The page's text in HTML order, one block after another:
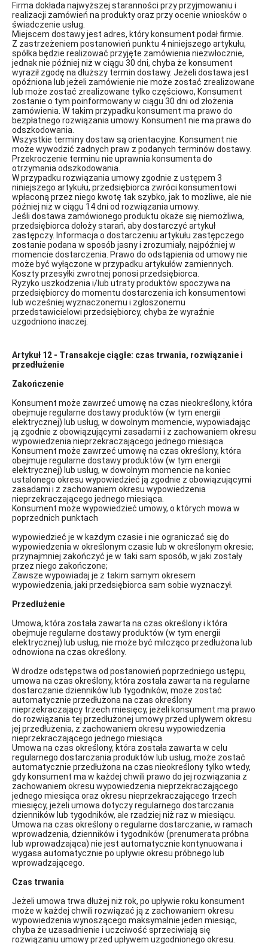
Firma dokłada najwyższej staranności przy przyjmowaniu i
realizacji zamówień na produkty oraz przy ocenie wniosków o
świadczenie usług.
Miejscem dostawy jest adres, który konsument podał firmie.
Z zastrzeżeniem postanowień punktu 4 niniejszego artykułu,
spółka będzie realizować przyjęte zamówienia niezwłocznie,
jednak nie później niż w ciągu 30 dni, chyba że konsument
wyraził zgodę na dłuższy termin dostawy. Jeżeli dostawa jest
opóźniona lub jeżeli zamówienie nie może zostać zrealizowane
lub może zostać zrealizowane tylko częściowo, Konsument
zostanie o tym poinformowany w ciągu 30 dni od złożenia
zamówienia. W takim przypadku konsument ma prawo do
bezpłatnego rozwiązania umowy. Konsument nie ma prawa do
odszkodowania.
Wszystkie terminy dostaw są orientacyjne. Konsument nie
może wywodzić żadnych praw z podanych terminów dostawy.
Przekroczenie terminu nie uprawnia konsumenta do
otrzymania odszkodowania.
W przypadku rozwiązania umowy zgodnie z ustępem 3
niniejszego artykułu, przedsiębiorca zwróci konsumentowi
wpłaconą przez niego kwotę tak szybko, jak to możliwe, ale nie
później niż w ciągu 14 dni od rozwiązania umowy.
Jeśli dostawa zamówionego produktu okaże się niemożliwa,
przedsiębiorca dołoży starań, aby dostarczyć artykuł
zastępczy. Informacja o dostarczeniu artykułu zastępczego
zostanie podana w sposób jasny i zrozumiały, najpóźniej w
momencie dostarczenia. Prawo do odstąpienia od umowy nie
może być wyłączone w przypadku artykułów zamiennych.
Koszty przesyłki zwrotnej ponosi przedsiębiorca.
Ryzyko uszkodzenia i/lub utraty produktów spoczywa na
przedsiębiorcy do momentu dostarczenia ich konsumentowi
lub wcześniej wyznaczonemu i zgłoszonemu
przedstawicielowi przedsiębiorcy, chyba że wyraźnie
uzgodniono inaczej.
Artykuł 12 - Transakcje ciągłe: czas trwania, rozwiązanie i
przedłużenie
Zakończenie
Konsument może zawrzeć umowę na czas nieokreślony, która
obejmuje regularne dostawy produktów (w tym energii
elektrycznej) lub usług, w dowolnym momencie, wypowiadając
ją zgodnie z obowiązującymi zasadami i z zachowaniem okresu
wypowiedzenia nieprzekraczającego jednego miesiąca.
Konsument może zawrzeć umowę na czas określony, która
obejmuje regularne dostawy produktów (w tym energii
elektrycznej) lub usług, w dowolnym momencie na koniec
ustalonego okresu wypowiedzieć ją zgodnie z obowiązującymi
zasadami i z zachowaniem okresu wypowiedzenia
nieprzekraczającego jednego miesiąca.
Konsument może wypowiedzieć umowy, o których mowa w
poprzednich punktach
wypowiedzieć je w każdym czasie i nie ograniczać się do
wypowiedzenia w określonym czasie lub w określonym okresie;
przynajmniej zakończyć je w taki sam sposób, w jaki zostały
przez niego zakończone;
Zawsze wypowiadaj je z takim samym okresem
wypowiedzenia, jaki przedsiębiorca sam sobie wyznaczył.
Przedłużenie
Umowa, która została zawarta na czas określony i która
obejmuje regularne dostawy produktów (w tym energii
elektrycznej) lub usług, nie może być milcząco przedłużona lub
odnowiona na czas określony.
W drodze odstępstwa od postanowień poprzedniego ustępu,
umowa na czas określony, która została zawarta na regularne
dostarczanie dzienników lub tygodników, może zostać
automatycznie przedłużona na czas określony
nieprzekraczający trzech miesięcy, jeżeli konsument ma prawo
do rozwiązania tej przedłużonej umowy przed upływem okresu
jej przedłużenia, z zachowaniem okresu wypowiedzenia
nieprzekraczającego jednego miesiąca.
Umowa na czas określony, która została zawarta w celu
regularnego dostarczania produktów lub usług, może zostać
automatycznie przedłużona na czas nieokreślony tylko wtedy,
gdy konsument ma w każdej chwili prawo do jej rozwiązania z
zachowaniem okresu wypowiedzenia nieprzekraczającego
jednego miesiąca oraz okresu nieprzekraczającego trzech
miesięcy, jeżeli umowa dotyczy regularnego dostarczania
dzienników lub tygodników, ale rzadziej niż raz w miesiącu.
Umowa na czas określony o regularne dostarczanie, w ramach
wprowadzenia, dzienników i tygodników (prenumerata próbna
lub wprowadzająca) nie jest automatycznie kontynuowana i
wygasa automatycznie po upływie okresu próbnego lub
wprowadzającego.
Czas trwania
Jeżeli umowa trwa dłużej niż rok, po upływie roku konsument
może w każdej chwili rozwiązać ją z zachowaniem okresu
wypowiedzenia wynoszącego maksymalnie jeden miesiąc,
chyba że uzasadnienie i uczciwość sprzeciwiają się
rozwiązaniu umowy przed upływem uzgodnionego okresu.